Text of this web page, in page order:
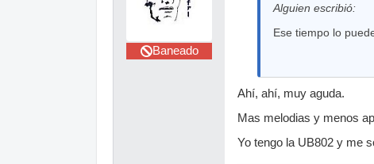
Baneado
Alguien escribió:
Ese tiempo lo
Ahí, ahí, muy aguda.
Mas melodias y menos
Yo tengo la UB802 y me